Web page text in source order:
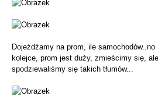
Dojeżdżamy na prom, ile
kolejce, prom jest duży, zmieścimy się,
spodziewaliśmy się takich tłumów...